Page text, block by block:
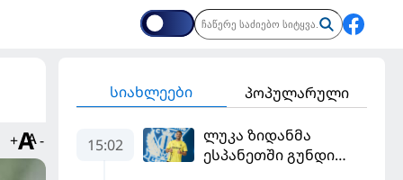
+ -
სიახლეები პოპულარული
15:02
ლუკა ზიდანმა
ესპანეთში გუნდი